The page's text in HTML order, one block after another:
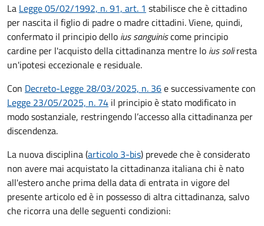
La Legge 05/02/1992, n. 91, art. 1 stabilisce che è cittadino
per nascita il figlio di padre o madre cittadini. Viene, quindi,
confermato il principio dello ius sanguiniscome principio
cardine per l'acquisto della cittadinanza mentre lo ius soliresta
un'ipotesi eccezionale e residuale.
Con Decreto-Legge 28/03/2025, n. 36e successivamente con
Legge 23/05/2025, n. 74 il principio è stato modificato in
modo sostanziale, restringendo l’accesso alla cittadinanza per
discendenza.
La nuova disciplina (articolo 3-bis) prevede cheèconsiderato
non avere mai acquistato la cittadinanza italiana chi è nato
all'estero anche prima della data di entrata in vigore del
presente articolo ed è in possesso di altra cittadinanza, salvo
che ricorra una delle seguenti condizioni: